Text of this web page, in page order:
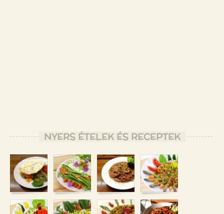
NYERS ÉTELEK ÉS RECEPTEK